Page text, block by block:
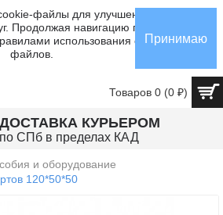
файлы для улучшения
Продолжая навигацию по сайту,
использования cookie-
файлов.
Принимаю
Товаров 0 (0 ₽)
ДОСТАВКА КУРЬЕРОМ
по СПб в пределах КАД
и оборудование
120*50*50